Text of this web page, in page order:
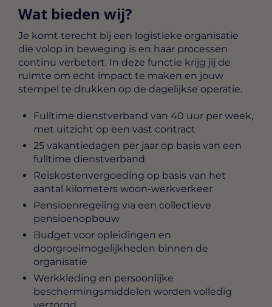
Wat bieden wij?
Je komt terecht bij een logistieke organisatie
die volop in beweging is en haar processen
continu verbetert. In deze functie krijg jij de
ruimte om echt impact te maken en jouw
stempel te drukken op de dagelijkse operatie.
Fulltime dienstverband van 40 uur per week,
met uitzicht op een vast contract
25 vakantiedagen per jaar op basis van een
fulltime dienstverband
Reiskostenvergoeding op basis van het
aantal kilometers woon-werkverkeer
Pensioenregeling via een collectieve
pensioenopbouw
Budget voor opleidingen en
doorgroeimogelijkheden binnen de
organisatie
Werkkleding en persoonlijke
beschermingsmiddelen worden volledig